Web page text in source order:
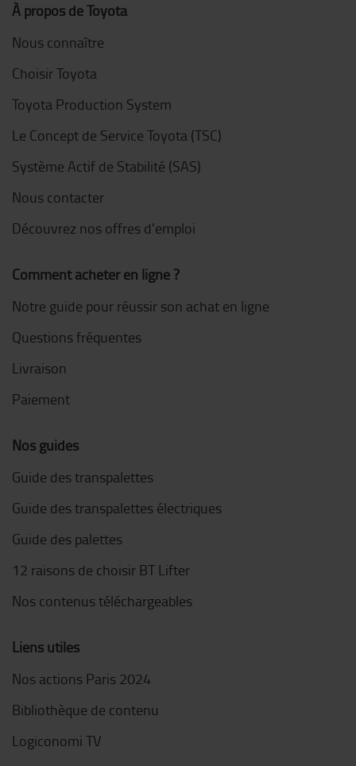
À propos de Toyota
Nous connaître
Choisir Toyota
Toyota Production System
Le Concept de Service Toyota (TSC)
Système Actif de Stabilité (SAS)
Nous contacter
Découvrez nos offres d'emploi
Comment acheter en ligne ?
Notre guide pour réussir son achat en ligne
Questions fréquentes
Livraison
Paiement
Nos guides
Guide des transpalettes
Guide des transpalettes électriques
Guide des palettes
12 raisons de choisir BT Lifter
Nos contenus téléchargeables
Liens utiles
Nos actions Paris 2024
Bibliothèque de contenu
Logiconomi TV